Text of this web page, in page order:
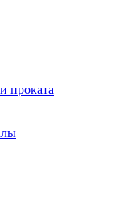
проката